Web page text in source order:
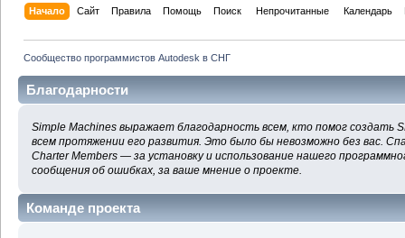
Начало Сайт Правила Помощь Поиск Непрочитанные Календарь
Сообщество программистов Autodesk в СНГ
Благодарности
Simple Machines выражает благодарность всем, кто помог создать
всем протяжении его развития. Это было бы невозможно без вас.
Charter Members — за установку и использование нашего
сообщения об ошибках, за ваше мнение о проекте.
Команде проекта